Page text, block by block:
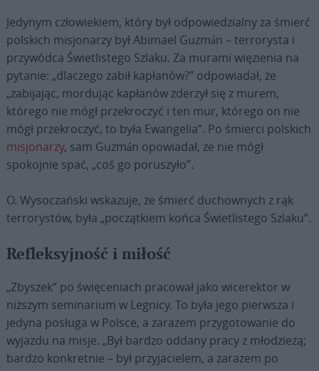
Jedynym człowiekiem, który był odpowiedzialny za śmierć
polskich misjonarzy był Abimael Guzmán – terrorysta i
przywódca Świetlistego Szlaku. Za murami więzienia na
pytanie: „dlaczego zabił kapłanów?” odpowiadał, że
„zabijając, mordując kapłanów zderzył się z murem,
którego nie mógł przekroczyć i ten mur, którego on nie
mógł przekroczyć, to była Ewangelia”. Po śmierci polskich
misjonarzy, sam Guzmán opowiadał, że nie mógł
spokojnie spać, „coś go poruszyło”.
O. Wysoczański wskazuje, że śmierć duchownych z rąk
terrorystów, była „początkiem końca Świetlistego Szlaku”.
Refleksyjność i miłość
„Zbyszek” po święceniach pracował jako wicerektor w
niższym seminarium w Legnicy. To była jego pierwsza i
jedyna posługa w Polsce, a zarazem przygotowanie do
wyjazdu na misje. „Był bardzo oddany pracy z młodzieżą;
bardzo konkretnie – był przyjacielem, a zarazem po